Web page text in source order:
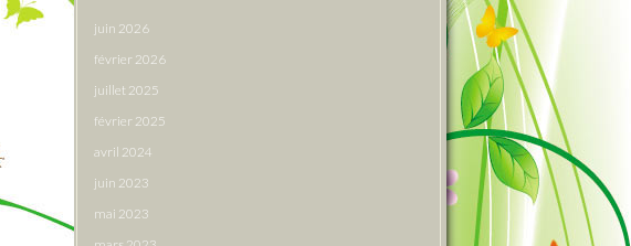
juin 2026
février 2026
juillet 2025
février 2025
avril 2024
juin 2023
mai 2023